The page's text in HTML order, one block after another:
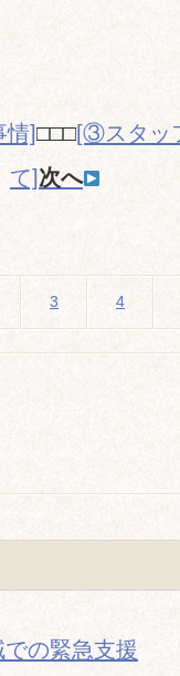
]□□□[③スタッ
て]次へ
3 4
の緊急支援